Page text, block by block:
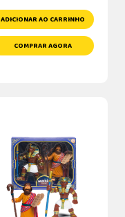
ADICIONAR AO CARRINHO
COMPRAR AGORA